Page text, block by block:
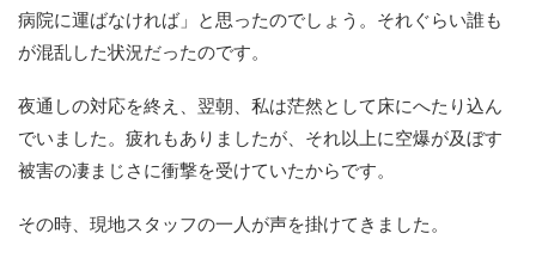
病院に運ばなければ」と思ったのでしょう。それぐらい誰も
が混乱した状況だったのです。
夜通しの対応を終え、翌朝、私は茫然として床にへたり込ん
でいました。疲れもありましたが、それ以上に空爆が及ぼす
被害の凄まじさに衝撃を受けていたからです。
その時、現地スタッフの一人が声を掛けてきました。